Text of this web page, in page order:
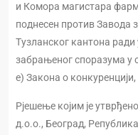
и Комора магистара
поднесен против Завода
Тузланског кантона
забрањеног споразума у
е) Закона о
Рјешење којим је
д.о.о., Београд,